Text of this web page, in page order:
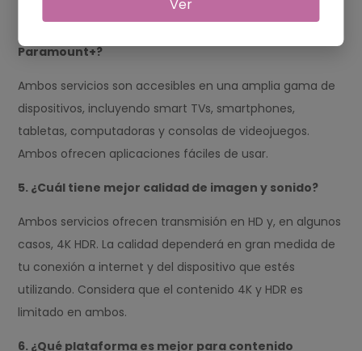
Paramount+?
Ambos servicios son accesibles en una amplia gama de
dispositivos, incluyendo smart TVs, smartphones,
tabletas, computadoras y consolas de videojuegos.
Ambos ofrecen aplicaciones fáciles de usar.
5. ¿Cuál tiene mejor calidad de imagen y sonido?
Ambos servicios ofrecen transmisión en HD y, en algunos
casos, 4K HDR. La calidad dependerá en gran medida de
tu conexión a internet y del dispositivo que estés
utilizando. Considera que el contenido 4K y HDR es
limitado en ambos.
6. ¿Qué plataforma es mejor para contenido
Ver